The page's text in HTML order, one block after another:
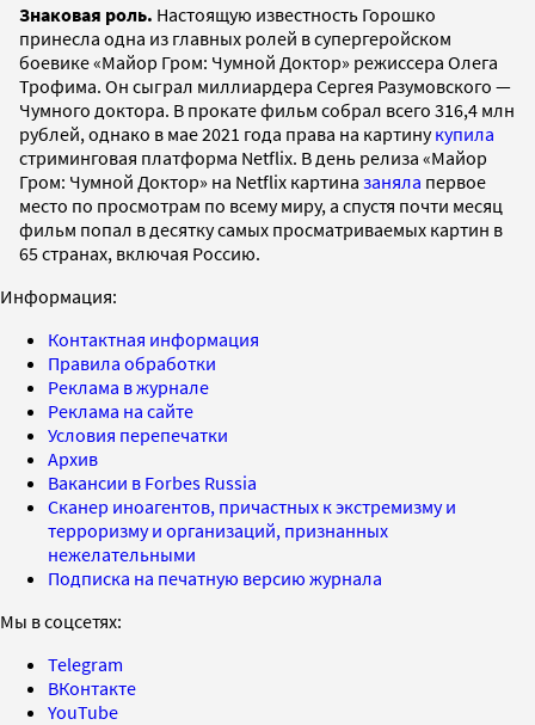
Знаковая роль. Настоящую известность Горошко
принесла одна из главных ролей в супергеройском
боевике «Майор Гром: Чумной Доктор» режиссера Олега
Трофима. Он сыграл миллиардера Сергея Разумовского —
Чумного доктора. В прокате фильм собрал всего 316,4 млн
рублей, однако в мае 2021 года права на картинукупила
стриминговая платформа Netflix. В день релиза «Майор
Гром: Чумной Доктор» на Netflix картина заняла первое
место по просмотрам по всему миру, а спустя почти месяц
фильм попал в десятку самых просматриваемых картин в
65 странах, включая Россию.
Информация:
Контактная информация
Правила обработки
Реклама в журнале
Реклама на сайте
Условия перепечатки
Архив
Вакансии в Forbes Russia
Сканер иноагентов, причастных к экстремизму и
терроризму и организаций, признанных
нежелательными
Подписка на печатную версию журнала
Мы в соцсетях:
Telegram
ВКонтакте
YouTube